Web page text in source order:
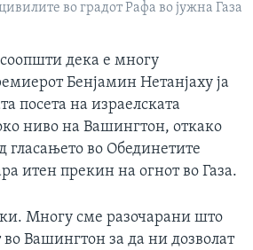
во градот Рафа во јужна Газа
дека е многу
Бенјамин Нетанјаху ја
посета на израелската
ниво на Вашингтон, откако
гласањето во Обединетите
итен прекин на огнот во Газа.
Многу сме разочарани што
во Вашингтон за да ни дозволат